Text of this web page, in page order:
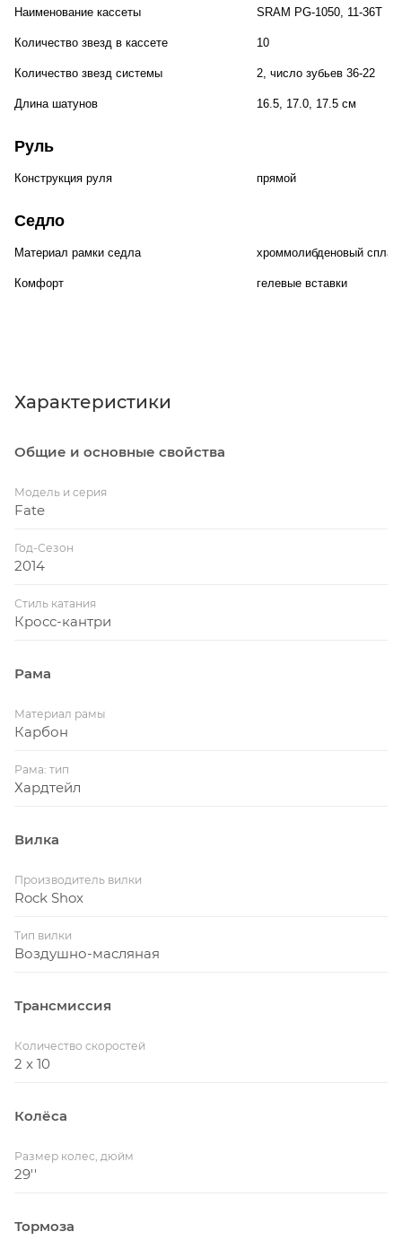
Наименование кассеты SRAM PG-1050, 11-36T
Количество звезд в кассете 10
Количество звезд системы 2, число зубьев 36-22
Длина шатунов 16.5, 17.0, 17.5 см
Руль
Конструкция руля прямой
Седло
Материал рамки седла хроммолибденовый сплав
Комфорт гелевые вставки
Характеристики
Общие и основные свойства
Модель и серия
Fate
Год-Сезон
2014
Стиль катания
Кросс-кантри
Рама
Материал рамы
Карбон
Рама: тип
Хардтейл
Вилка
Производитель вилки
Rock Shox
Тип вилки
Воздушно-масляная
Трансмиссия
Количество скоростей
2 x 10
Колёса
Размер колес, дюйм
29''
Тормоза